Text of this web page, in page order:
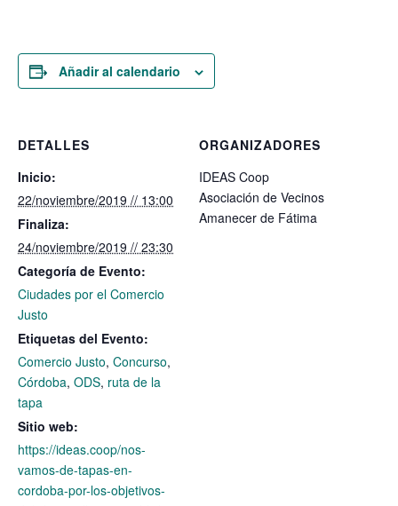
Añadir al calendario
DETALLES
Inicio:
22/noviembre/2019 // 13:00
Finaliza:
24/noviembre/2019 // 23:30
Categoría de Evento:
Ciudades por el Comercio
Justo
Etiquetas del Evento:
Comercio Justo, Concurso,
Córdoba, ODS, ruta de la
tapa
Sitio web:
https://ideas.coop/nos-
vamos-de-tapas-en-
cordoba-por-los-objetivos-
ORGANIZADORES
IDEAS Coop
Asociación de Vecinos
Amanecer de Fátima